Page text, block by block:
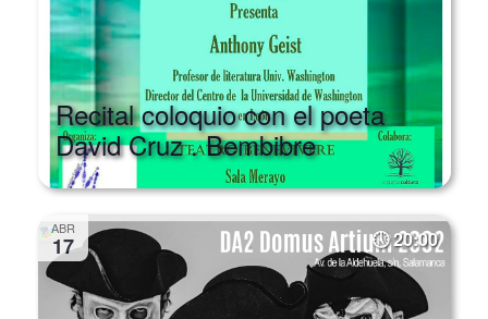
Recital coloquio con el poeta
David Cruz . Bembibre
ABR
17 20:00